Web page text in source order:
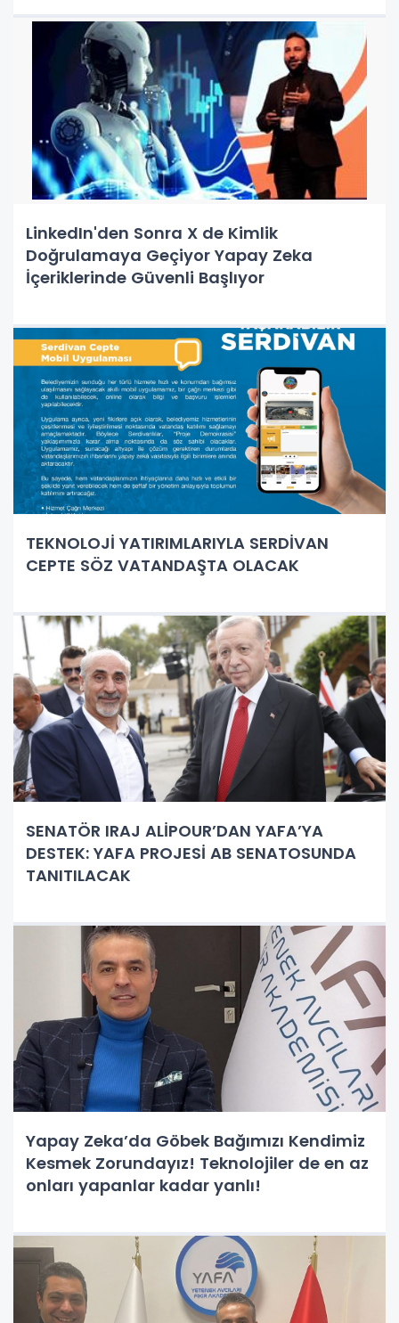
LinkedIn'den Sonra X de Kimlik
Doğrulamaya Geçiyor Yapay Zeka
İçeriklerinde Güvenli Başlıyor
TEKNOLOJİ YATIRIMLARIYLA SERDİVAN
CEPTE SÖZ VATANDAŞTA OLACAK
SENATÖR IRAJ ALİPOUR’DAN YAFA’YA
DESTEK: YAFA PROJESİ AB SENATOSUNDA
TANITILACAK
Yapay Zeka’da Göbek Bağımızı Kendimiz
Kesmek Zorundayız! Teknolojiler de en az
onları yapanlar kadar yanlı!